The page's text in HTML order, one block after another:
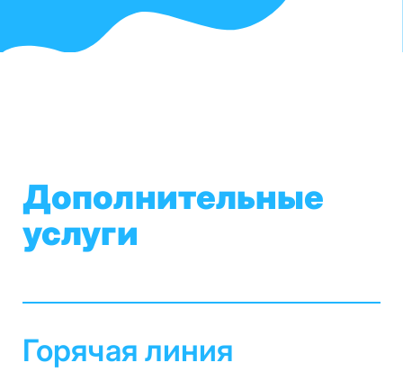
Дополнительные
услуги
Горячая линия